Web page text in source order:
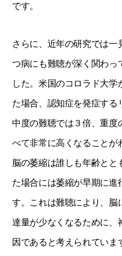
です。
さらに、近年の研究では一
つ病にも難聴が深く関わっ
した。米国のコロラド大
た場合、認知症を発症する
中度の難聴では３倍、重度
べて非常に高くなることが
脳の萎縮は誰しも年齢とと
た場合には萎縮が早期に進
す。これは難聴により、脳
達量が少なくなるために、
因であると考えられていま